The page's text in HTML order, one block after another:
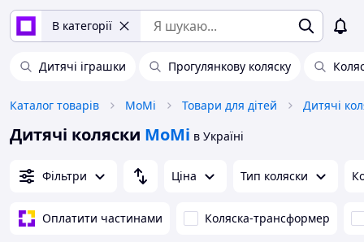
В категорії
Дитячі іграшки Прогулянкову коляску
Каталог товарів MoMi Товари для дітей Дитячі
Дитячі коляски MoMi в Україні
Фільтри Ціна Тип коляски
Оплатити частинами Коляска-трансформер